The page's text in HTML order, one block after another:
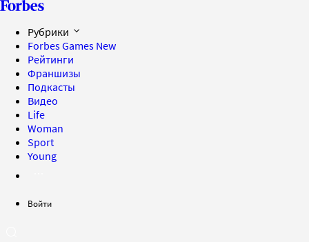
Рубрики
Forbes Games New
Рейтинги
Франшизы
Подкасты
Видео
Life
Woman
Sport
Young
Войти